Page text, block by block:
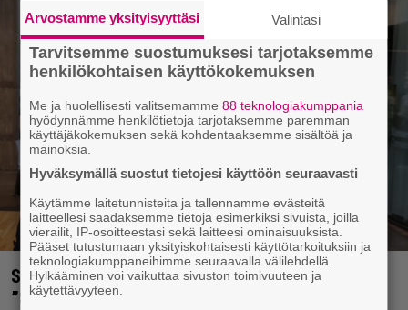
Sara ja Mikko Parikka etsivät uutta kotia –
”Seuraavaan kotiin tämmöinen”
Arvostamme yksityisyyttäsi Valintasi
Tarvitsemme suostumuksesi tarjotaksemme
henkilökohtaisen käyttökokemuksen
Me ja huolellisesti valitsemamme88 teknologiakumppania
hyödynnämme henkilötietoja tarjotaksemme paremman
käyttäjäkokemuksen sekä kohdentaaksemme sisältöä ja
mainoksia.
Hyväksymällä suostut tietojesi käyttöön seuraavasti
Käytämme laitetunnisteita ja tallennamme evästeitä
laitteellesi saadaksemme tietoja esimerkiksi sivuista, joilla
vierailit, IP-osoitteestasi sekä laitteesi ominaisuuksista.
Pääset tutustumaan yksityiskohtaisesti käyttötarkoituksiin ja
teknologiakumppaneihimme seuraavalla välilehdellä.
Hylkääminen voi vaikuttaa sivuston toimivuuteen ja
käytettävyyteen.